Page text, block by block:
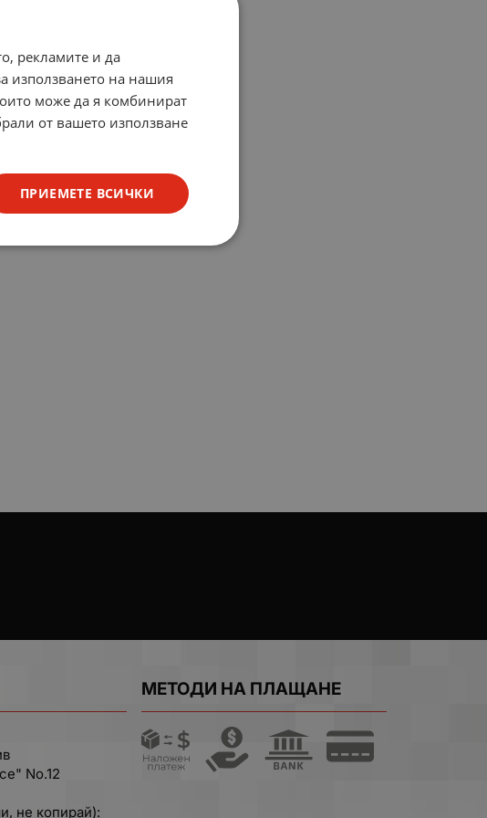
No.12
не копирай):
МЕТОДИ НА ПЛАЩАНЕ
рекламите и да
използването на нашия
може да я комбинират
от вашето използване
ПРИЕМЕТЕ ВСИЧКИ